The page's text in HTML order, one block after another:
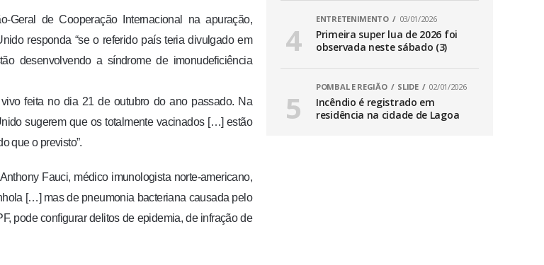
de Cooperação Internacional na apuração,
responda “se o referido país teria divulgado em
desenvolvendo a síndrome de imonudeficiência
feita no dia 21 de outubro do ano passado. Na
sugerem que os totalmente vacinados […] estão
que o previsto”.
Fauci, médico imunologista norte-americano,
[…] mas de pneumonia bacteriana causada pelo
pode configurar delitos de epidemia, de infração de
ENTRETENIMENTO 03/01/2026
Primeira super lua de 2026 foi
observada neste sábado (3)
POMBAL E REGIÃO SLIDE 02/01/2026
Incêndio é registrado em
residência na cidade de Lagoa